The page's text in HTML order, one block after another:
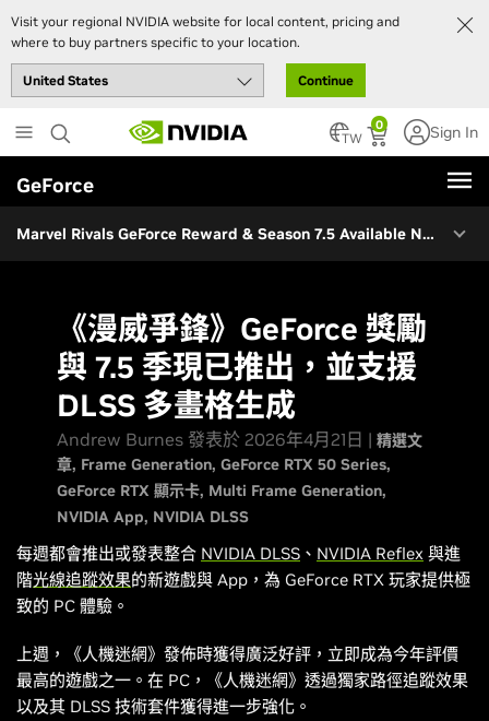
Visit your regional NVIDIA website for local content, pricing and
where to buy partners specific to your location.
Continue
to
main
content
0
TW Sign In
GeForce
Marvel Rivals GeForce Reward & Season 7.5 Available Now
PRAGMATA™ & GeForce RTX 50 Series Bundle Available Now
全新 GeForce 獎勵：「雷神索爾：米德加爾德暗棕造型」
‘83 Enters Early Access On April 23rd
NTE’s DLSS & Path Tracing Update Launches April 23rd
Sudden Strike 5 Launches April 23rd
NVIDIA DLSS 4.5 SDK Available Now
《漫威爭鋒》GeForce 獎勵
與 7.5 季現已推出，並支援
DLSS 多畫格生成
Andrew Burnes 發表於 2026年4月21日 |精選文
章 Frame Generation GeForce RTX 50 Series
GeForce RTX 顯示卡 Multi Frame Generation
NVIDIA App NVIDIA DLSS
每週都會推出或發表整合 NVIDIA DLSS 、 NVIDIA Reflex 與進
階光線追蹤效果的新遊戲與 App，為 GeForce RTX 玩家提供極
致的 PC 體驗。
上週，《人機迷網》發佈時獲得廣泛好評，立即成為今年評價
最高的遊戲之一。在 PC，《人機迷網》透過獨家路徑追蹤效果
以及其 DLSS 技術套件獲得進一步強化。